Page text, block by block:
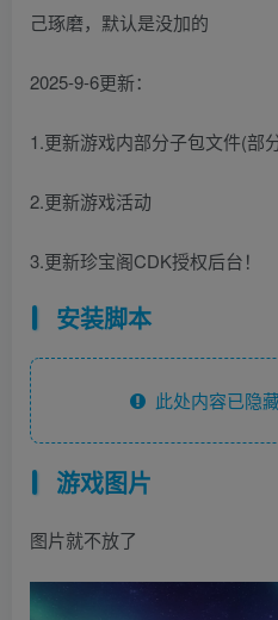
己琢磨，默认是没加的
2025-9-6更新：
1.更新游戏内部分子包文件(部
2.更新游戏活动
3.更新珍宝阁CDK授权后台！
安装脚本
此处内容已隐
游戏图片
图片就不放了